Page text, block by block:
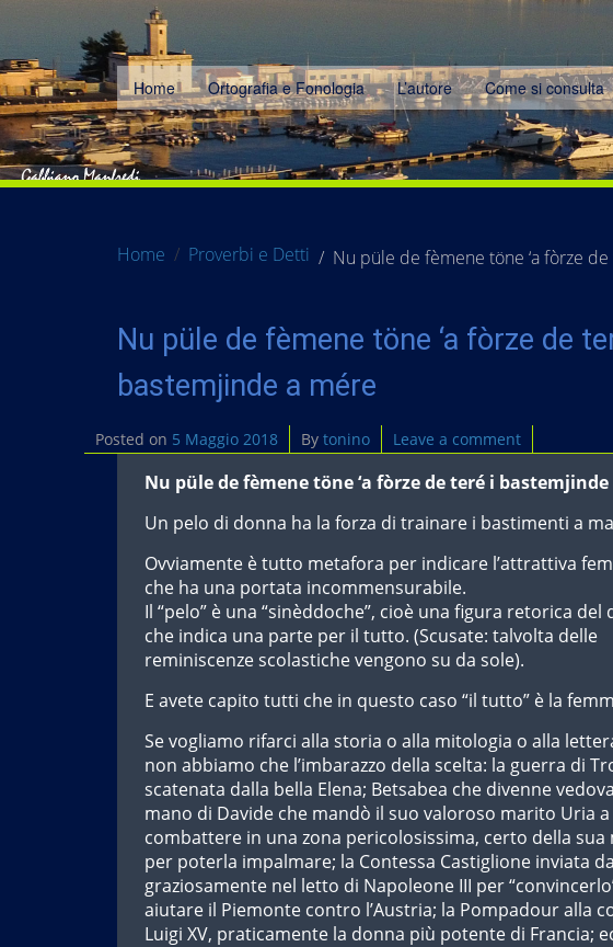
Home Ortografia e Fonologia L’autore Come si consulta
Home Proverbi e Detti Nu püle de fèmene töne ‘a fòrze
Nu püle de fèmene töne ‘a fòrze de
bastemjinde a mére
Posted on 5 Maggio 2018 By tonino Leave a comment
Nu püle de fèmene töne ‘a fòrze de teré i
Un pelo di donna ha la forza di trainare i bastimenti a
Ovviamente è tutto metafora per indicare l’attrattiva
che ha una portata incommensurabile.
Il “pelo” è una “sinèddoche”, cioè una figura retorica del
che indica una parte per il tutto. (Scusate: talvolta delle
reminiscenze scolastiche vengono su da sole).
E avete capito tutti che in questo caso “il tutto” è la
Se vogliamo rifarci alla storia o alla mitologia o alla
non abbiamo che l’imbarazzo della scelta: la guerra di
scatenata dalla bella Elena; Betsabea che divenne
mano di Davide che mandò il suo valoroso marito Uria a
combattere in una zona pericolosissima, certo della sua
per poterla impalmare; la Contessa Castiglione inviata
graziosamente nel letto di Napoleone III per
aiutare il Piemonte contro l’Austria; la Pompadour alla
Luigi XV, praticamente la donna più potente di Francia;